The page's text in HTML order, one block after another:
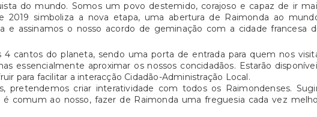
do mundo. Somos um povo destemido, corajoso e capaz de ir
2019 simboliza a nova etapa, uma abertura de Raimonda ao
e assinamos o nosso acordo de geminação com a cidade francesa
cantos do planeta, sendo uma porta de entrada para quem nos
essencialmente aproximar os nossos concidadãos. Estarão
para facilitar a interacção Cidadão-Administração Local.
pretendemos criar interatividade com todos os Raimondenses.
comum ao nosso, fazer de Raimonda uma freguesia cada vez